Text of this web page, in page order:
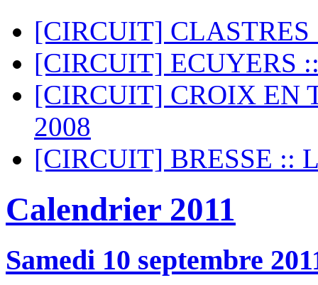
[CIRCUIT] CLASTRES
[CIRCUIT] ECUYERS
[CIRCUIT] CROIX EN
2008
[CIRCUIT] BRESSE ::
Calendrier 2011
Samedi 10 septembre